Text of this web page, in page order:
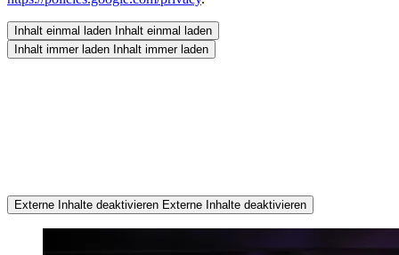
Inhalt einmal laden Inhalt einmal laden
Inhalt immer laden Inhalt immer laden
Externe Inhalte deaktivieren Externe Inhalte deaktivieren